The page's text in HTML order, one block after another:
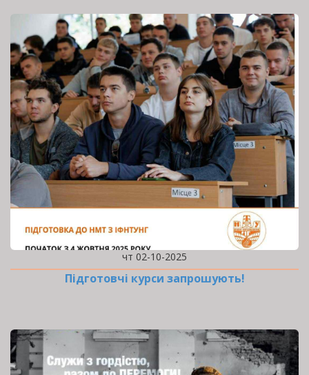
чт 02-10-2025
Підготовчі курси запрошують!